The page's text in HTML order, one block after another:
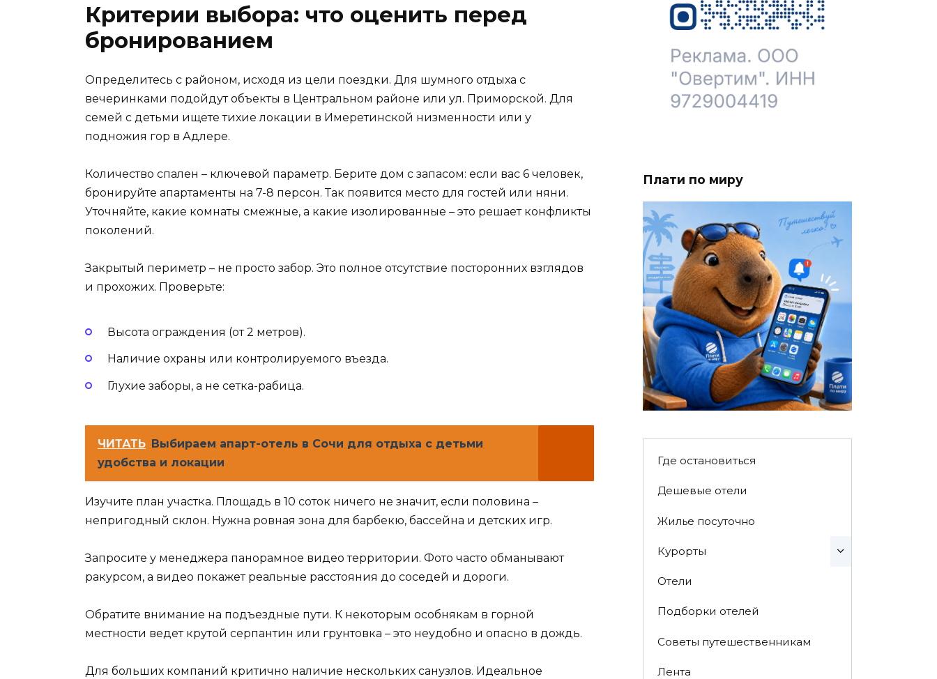
Критерии выбора: что оценить перед
бронированием
Определитесь с районом, исходя из цели поездки. Для шумного отдыха с
вечеринками подойдут объекты в Центральном районе или ул. Приморской. Для
семей с детьми ищете тихие локации в Имеретинской низменности или у
подножия гор в Адлере.
Количество спален – ключевой параметр. Берите дом с запасом: если вас 6 человек,
бронируйте апартаменты на 7-8 персон. Так появится место для гостей или няни.
Уточняйте, какие комнаты смежные, а какие изолированные – это решает конфликты
поколений.
Закрытый периметр – не просто забор. Это полное отсутствие посторонних взглядов
и прохожих. Проверьте:
Высота ограждения (от 2 метров).
Наличие охраны или контролируемого въезда.
Глухие заборы, а не сетка-рабица.
ЧИТАТЬ Выбираем апарт-отель в Сочи для отдыха с детьми
удобства и локации
Изучите план участка. Площадь в 10 соток ничего не значит, если половина –
непригодный склон. Нужна ровная зона для барбекю, бассейна и детских игр.
Запросите у менеджера панорамное видео территории. Фото часто обманывают
ракурсом, а видео покажет реальные расстояния до соседей и дороги.
Обратите внимание на подъездные пути. К некоторым особнякам в горной
местности ведет крутой серпантин или грунтовка – это неудобно и опасно в дождь.
Для больших компаний критично наличие нескольких санузлов. Идеальное
Плати по миру
Где остановиться
Дешевые отели
Жилье посуточно
Курорты
Отели
Подборки отелей
Советы путешественникам
Лента